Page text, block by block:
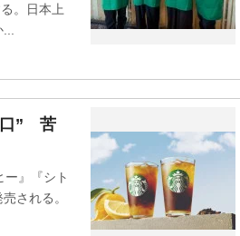
。日本上
...
口” 苦
』『シト
される。